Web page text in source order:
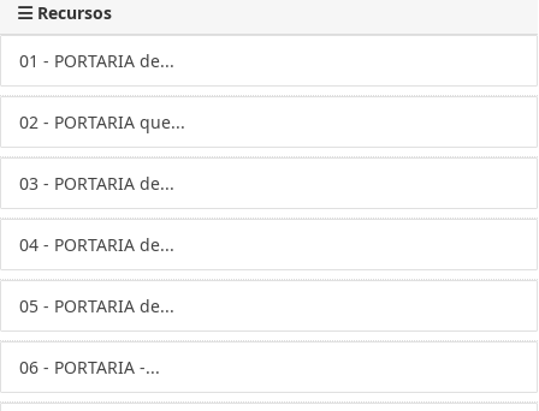
Recursos
01 - PORTARIA de...
02 - PORTARIA que...
03 - PORTARIA de...
04 - PORTARIA de...
05 - PORTARIA de...
06 - PORTARIA -...